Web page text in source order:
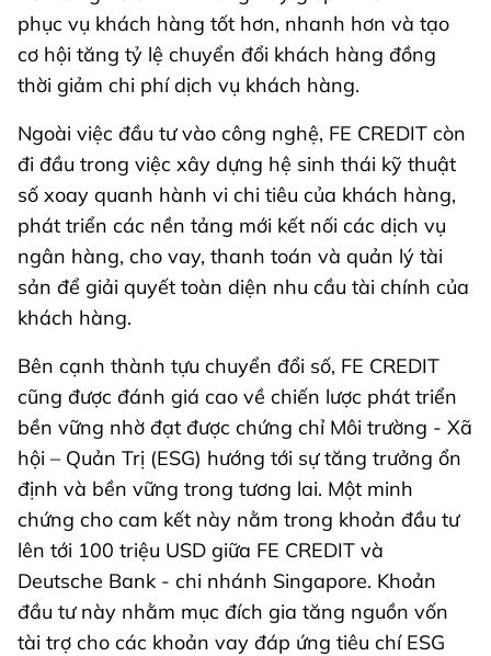
phục vụ khách hàng tốt hơn, nhanh hơn và tạo
cơ hội tăng tỷ lệ chuyển đổi khách hàng đồng
thời giảm chi phí dịch vụ khách hàng.
Ngoài việc đầu tư vào công nghệ, FE CREDIT còn
đi đầu trong việc xây dựng hệ sinh thái kỹ thuật
số xoay quanh hành vi chi tiêu của khách hàng,
phát triển các nền tảng mới kết nối các dịch vụ
ngân hàng, cho vay, thanh toán và quản lý tài
sản để giải quyết toàn diện nhu cầu tài chính của
khách hàng.
Bên cạnh thành tựu chuyển đổi số, FE CREDIT
cũng được đánh giá cao về chiến lược phát triển
bền vững nhờ đạt được chứng chỉ Môi trường - Xã
hội – Quản Trị (ESG) hướng tới sự tăng trưởng ổn
định và bền vững trong tương lai. Một minh
chứng cho cam kết này nằm trong khoản đầu tư
lên tới 100 triệu USD giữa FE CREDIT và
Deutsche Bank - chi nhánh Singapore. Khoản
đầu tư này nhằm mục đích gia tăng nguồn vốn
tài trợ cho các khoản vay đáp ứng tiêu chí ESG